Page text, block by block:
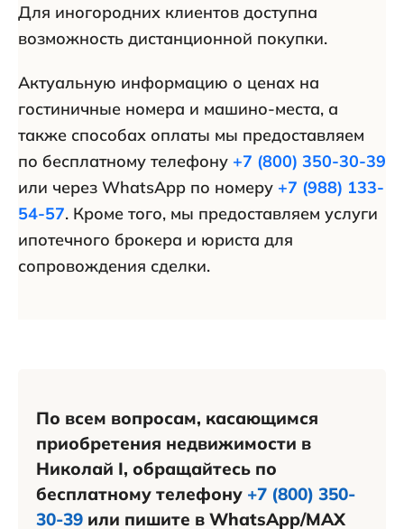
Для иногородних клиентов доступна
возможность дистанционной покупки.
Актуальную информацию о ценах на
гостиничные номера и машино-места, а
также способах оплаты мы предоставляем
по бесплатному телефону +7 (800) 350-30-39
или через WhatsApp по номеру +7 (988) 133-
54-57. Кроме того, мы предоставляем услуги
ипотечного брокера и юриста для
сопровождения сделки.
По всем вопросам, касающимся
приобретения недвижимости в
Николай I, обращайтесь по
бесплатному телефону +7 (800) 350-
30-39 или пишите в WhatsApp/MAX